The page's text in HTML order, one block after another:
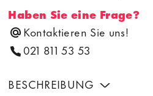
Haben Sie eine Frage?
Kontaktieren Sie uns!
021 811 53 53
BESCHREIBUNG